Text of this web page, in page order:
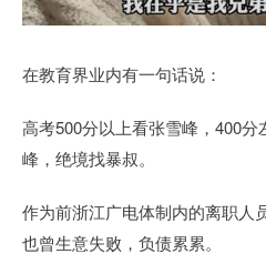
在教育界业内有一句话说：
高考500分以上看张雪峰，400
峰，绝境找暴叔。
作为前浙江广电体制内的离职人
也曾生意失败，负债累累。